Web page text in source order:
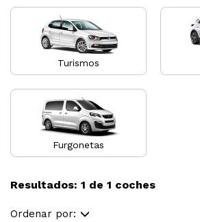
Turismos
Furgonetas
Resultados: 1 de 1 coches
Ordenar por: